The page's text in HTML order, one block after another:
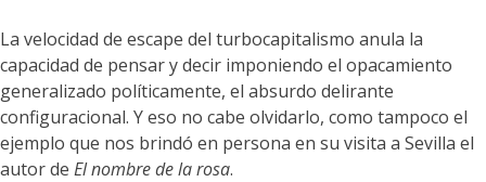
La velocidad de escape del turbocapitalismo anula la
capacidad de pensar y decir imponiendo el opacamiento
generalizado políticamente, el absurdo delirante
configuracional. Y eso no cabe olvidarlo, como tampoco el
ejemplo que nos brindó en persona en su visita a Sevilla el
autor de El nombre de la rosa.